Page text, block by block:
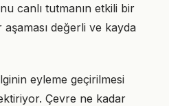
canlı tutmanın etkili bir
değerli ve kayda
eyleme geçirilmesi
Çevre ne kadar